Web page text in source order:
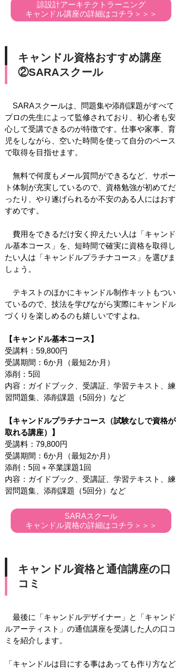
諒設計アーキテクトラーニング
キャンドル講座の詳細はコチラ＞＞＞
キャンドル資格おすすめ講座
②SARAスクール
SARAスクールは、問題集や添削課題がすべて
プロの先生によって監修されており、初心者も安
心して受講できるのが特徴です。仕事や家事、育
児をしながら、空いた時間を使って自分のペース
で取得を目指せます。
無料で何度もメール質問ができるなど、サポー
ト体制が充実しているので、資格勉強が初めてだ
ったり、やり遂げられるか不安のある人にはおす
すめです。
費用をできるだけ安く抑えたい人は「キャンド
ル基本コース」を、短時間で確実に資格を取得し
たい人は「キャンドルプラチナコース」を選びま
しょう。
テキストのほかにキャンドル制作キットもつい
ているので、技法を学びながら実際にキャンドル
づくりを楽しめるのも嬉しいですよね。
【キャンドル基本コース】
受講料：59,800円
受講期間：6か月（最短2か月）
添削：5回
内容：ガイドブック、受講証、学習テキスト、練
習問題集、添削課題（5回分）など
【キャンドルプラチナコース（試験なしで資格が
取れる講座）】
受講料：79,800円
受講期間：6か月（最短2か月）
添削：5回＋卒業課題1回
内容：ガイドブック、受講証、学習テキスト、練
習問題集、添削課題（5回分）など
SARAスクール
キャンドル資格の詳細はコチラ＞＞＞
キャンドル資格と通信講座の口
コミ
最後に「キャンドルデザイナー」と「キャンド
ルアーティスト」の通信講座を受講した人の口コ
ミを紹介します。
「キャンドルは目にする事はあっても作り方など